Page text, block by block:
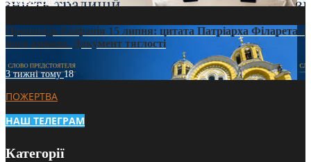
Проповідь Епіфанія 15 липня: цитата Патріарха Філарета з
його амвона. Документ тяглості
3 тижні тому18
ПОЖЕРТВА
НАШ ТЕЛЕГРАМ
Категорії